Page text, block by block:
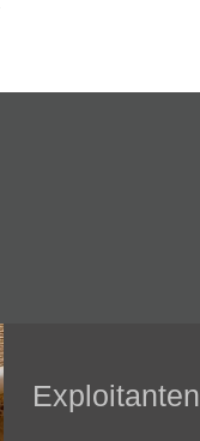
Exploitanten